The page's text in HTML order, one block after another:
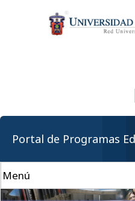
principal
Portal de Programas